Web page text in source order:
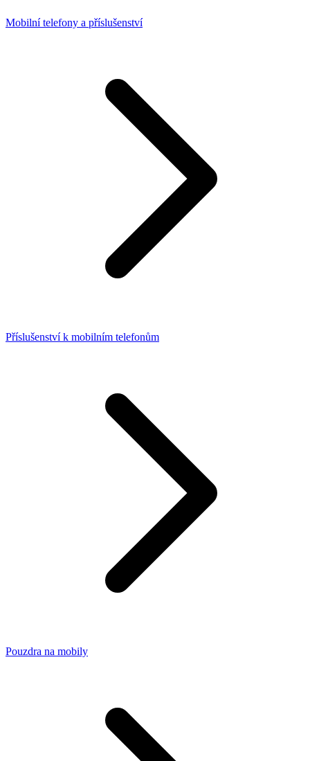
Mobilní telefony a příslušenství
Příslušenství k mobilním telefonům
Pouzdra na mobily